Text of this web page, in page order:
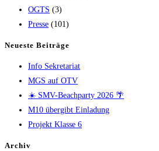
OGTS (3)
Presse (101)
Neueste Beiträge
Info Sekretariat
MGS auf OTV
☀️ SMV-Beachparty 2026 🌴
M10 übergibt Einladung
Projekt Klasse 6
Archiv